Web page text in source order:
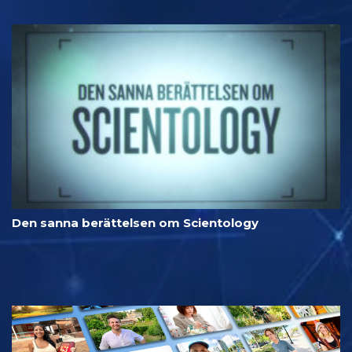
Den sanna berättelsen om Scientology